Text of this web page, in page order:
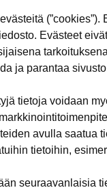
Evästeet
ja parantaa
tietoja voidaan
avulla saatua
tietoihin,
seuraavanlaisia